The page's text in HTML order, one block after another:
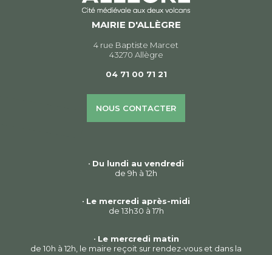
MAIRIE D'ALLÈGRE
4 rue Baptiste Marcet
43270 Allègre
04 71 00 71 21
NOUS CONTACTER
• Du lundi au vendredi
de 9h à 12h
• Le mercredi après-midi
de 13h30 à 17h
• Le mercredi matin
de 10h à 12h, le maire reçoit sur rendez-vous et dans la